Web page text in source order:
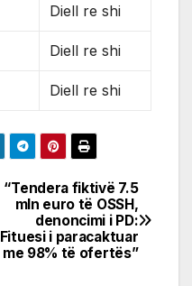
Diell re shi
Diell re shi
Diell re shi
“Tendera fiktivë 7.5
mln euro të OSSH,
denoncimi i PD:
Fituesi i paracaktuar
me 98% të ofertës”